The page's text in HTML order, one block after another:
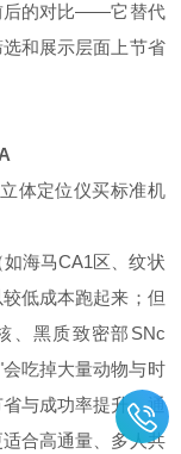
后的对比——它替代
和展示层面上节省
体定位仪买标准机
海马CA1区、纹状
低成本跑起来；但
、黑质致密部SNc
吃掉大量动物与时
与成功率提升，通
合高通量、多人共